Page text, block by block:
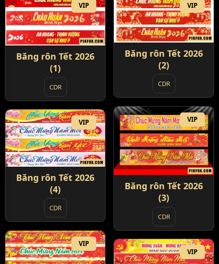
VIP
Băng rôn Tết 2026
(1)
CDR
VIP
Băng rôn Tết 2026
(2)
CDR
VIP
Băng rôn Tết 2026
(3)
CDR
VIP
Băng rôn Tết 2026
(4)
CDR
VIP
VIP